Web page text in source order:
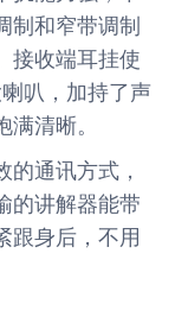
制和窄带调制
接收端耳挂使
叭，加持了声
清晰。
通讯方式，
的讲解器能带
跟身后，不用